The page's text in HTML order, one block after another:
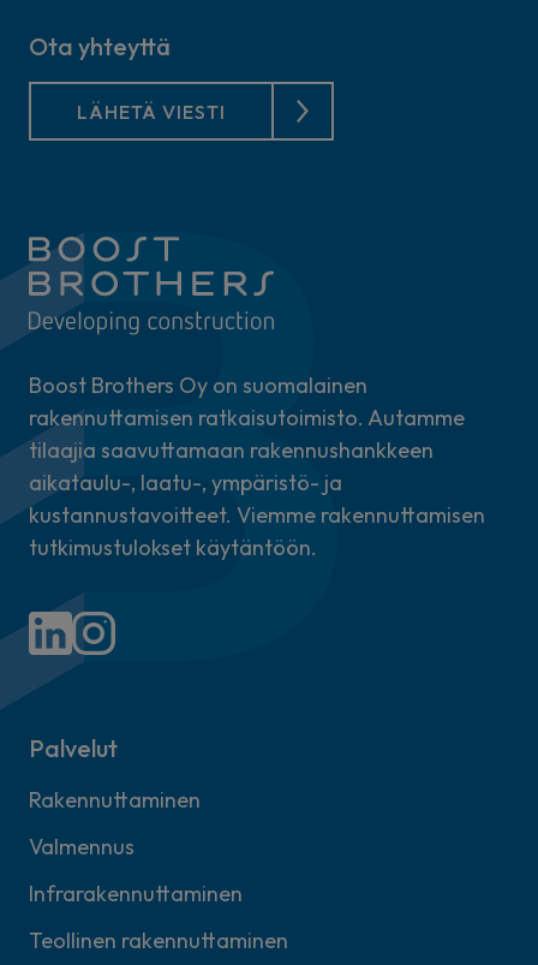
Boost Brothers Oy on suomalainen
rakennuttamisen ratkaisutoimisto. Autamme
tilaajia saavuttamaan rakennushankkeen
aikataulu-, laatu-, ympäristö- ja
kustannustavoitteet. Viemme rakennuttamisen
tutkimustulokset käytäntöön.
Palvelut
Rakennuttaminen
Valmennus
Infrarakennuttaminen
Teollinen rakennuttaminen
Ota yhteyttä
LÄHETÄ VIESTI